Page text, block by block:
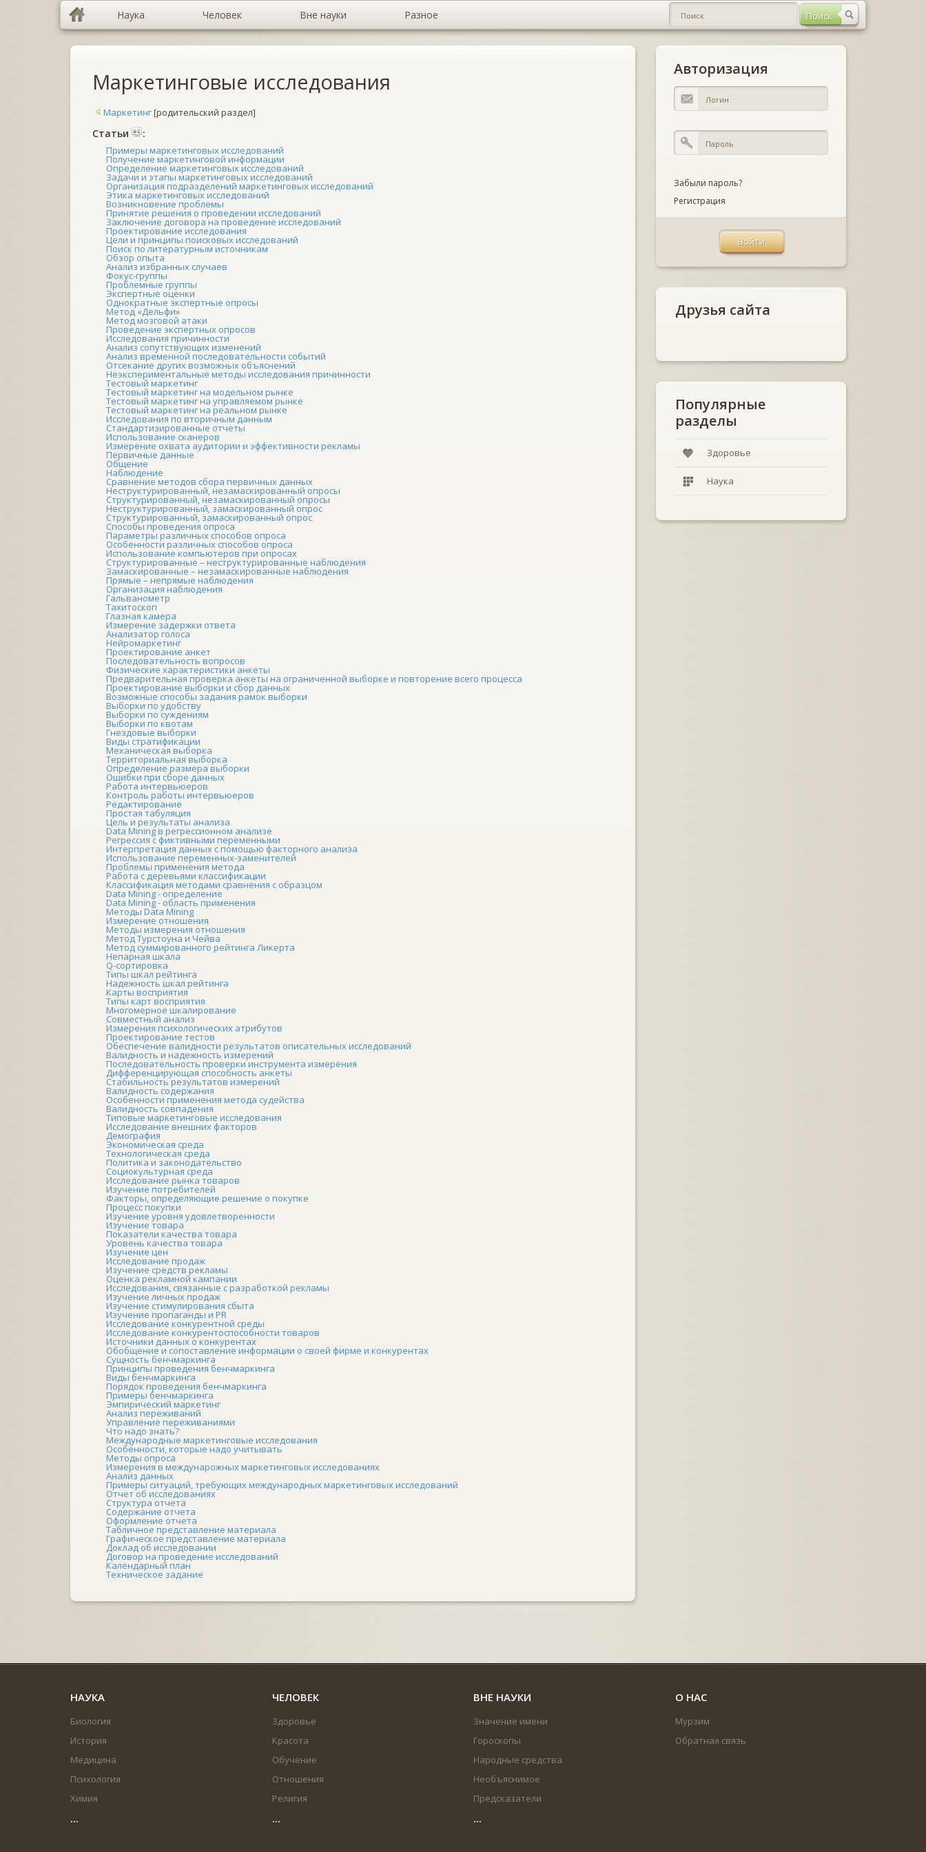
Наука Человек Вне науки Разное
Маркетинговые исследования
Маркетинг[родительский раздел]
Cтатьи :
Примеры маркетинговых исследований
Получение маркетинговой информации
Определение маркетинговых исследований
Задачи и этапы маркетинговых исследований
Организация подразделений маркетинговых исследований
Этика маркетинговых исследований
Возникновение проблемы
Принятие решения о проведении исследований
Заключение договора на проведение исследований
Проектирование исследования
Цели и принципы поисковых исследований
Поиск по литературным источникам
Обзор опыта
Анализ избранных случаев
Фокус-группы
Проблемные группы
Экспертные оценки
Однократные экспертные опросы
Метод «Дельфи»
Метод мозговой атаки
Проведение экспертных опросов
Исследования причинности
Анализ сопутствующих изменений
Анализ временной последовательности событий
Отсекание других возможных объяснений
Неэкспериментальные методы исследования причинности
Тестовый маркетинг
Тестовый маркетинг на модельном рынке
Тестовый маркетинг на управляемом рынке
Тестовый маркетинг на реальном рынке
Исследования по вторичным данным
Стандартизированные отчеты
Использование сканеров
Измерение охвата аудитории и эффективности рекламы
Первичные данные
Общение
Наблюдение
Сравнение методов сбора первичных данных
Неструктурированный, незамаскированный опросы
Структурированный, незамаскированный опросы
Неструктурированный, замаскированный опрос
Структурированный, замаскированный опрос
Способы проведения опроса
Параметры различных способов опроса
Особенности различных способов опроса
Использование компьютеров при опросах
Структурированные – неструктурированные наблюдения
Замаскированные – незамаскированные наблюдения
Прямые – непрямые наблюдения
Организация наблюдения
Гальванометр
Тахитоскоп
Глазная камера
Измерение задержки ответа
Анализатор голоса
Нейромаркетинг
Проектирование анкет
Последовательность вопросов
Физические характеристики анкеты
Предварительная проверка анкеты на ограниченной выборке и повторение всего процесса
Проектирование выборки и сбор данных
Возможные способы задания рамок выборки
Выборки по удобству
Выборки по суждениям
Выборки по квотам
Гнездовые выборки
Виды стратификации
Механическая выборка
Территориальная выборка
Определение размера выборки
Ошибки при сборе данных
Работа интервьюеров
Контроль работы интервьюеров
Редактирование
Простая табуляция
Цель и результаты анализа
Data Mining в регрессионном анализе
Регрессия с фиктивными переменными
Интерпретация данных с помощью факторного анализа
Использование переменных-заменителей
Проблемы применения метода
Работа с деревьями классификации
Классификация методами сравнения с образцом
Data Mining - определение
Data Mining - область применения
Методы Data Mining
Измерение отношения
Методы измерения отношения
Метод Турстоуна и Чейва
Метод суммированного рейтинга Ликерта
Непарная шкала
Q-сортировка
Типы шкал рейтинга
Надежность шкал рейтинга
Карты восприятия
Типы карт восприятия
Многомерное шкалирование
Совместный анализ
Измерения психологических атрибутов
Проектирование тестов
Обеспечение валидности результатов описательных исследований
Валидность и надежность измерений
Последовательность проверки инструмента измерения
Дифференцирующая способность анкеты
Стабильность результатов измерений
Валидность содержания
Особенности применения метода судейства
Валидность совпадения
Типовые маркетинговые исследования
Исследование внешних факторов
Демография
Экономическая среда
Технологическая среда
Политика и законодательство
Социокультурная среда
Исследование рынка товаров
Изучение потребителей
Факторы, определяющие решение о покупке
Процесс покупки
Изучение уровня удовлетворенности
Изучение товара
Показатели качества товара
Уровень качества товара
Изучение цен
Исследование продаж
Изучение средств рекламы
Оценка рекламной кампании
Исследования, связанные с разработкой рекламы
Изучение личных продаж
Изучение стимулирования сбыта
Изучение пропаганды и PR
Исследование конкурентной среды
Исследование конкурентоспособности товаров
Источники данных о конкурентах
Обобщение и сопоставление информации о своей фирме и конкурентах
Сущность бенчмаркинга
Принципы проведения бенчмаркинга
Виды бенчмаркинга
Порядок проведения бенчмаркинга
Примеры бенчмаркинга
Эмпирический маркетинг
Анализ переживаний
Управление переживаниями
Что надо знать?
Международные маркетинговые исследования
Особенности, которые надо учитывать
Методы опроса
Измерения в междунарожных маркетинговых исследованиях
Анализ данных
Примеры ситуаций, требующих международных маркетинговых исследований
Отчет об исследованиях
Структура отчета
Содержание отчета
Оформление отчета
Табличное представление материала
Графическое представление материала
Доклад об исследовании
Договор на проведение исследований
Календарный план
Техническое задание
Авторизация
Забыли пароль?
Регистрация
Друзья сайта
Популярные
разделы
Здоровье
Наука
НАУКА
Биология
История
Медицина
Психология
Химия
...
ЧЕЛОВЕК
Здоровье
Красота
Обучение
Отношения
Религия
...
ВНЕ НАУКИ
Значение имени
Гороскопы
Народные средства
Необъяснимое
Предсказатели
...
О НАС
Мурзим
Обратная связь